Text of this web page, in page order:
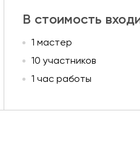
В стоимость
1 мастер
10 участников
1 час работы